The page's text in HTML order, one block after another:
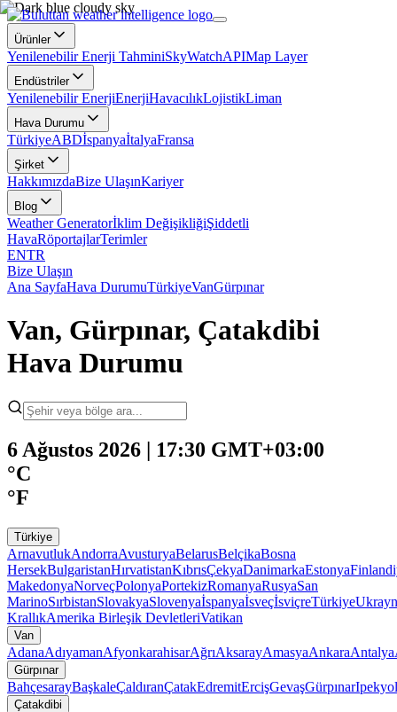
Ürünler
Yenilenebilir Enerji TahminiSkyWatchAPIMap Layer
Endüstriler
Yenilenebilir EnerjiEnerjiHavacılıkLojistikLiman
Hava Durumu
TürkiyeABDİspanyaİtalyaFransa
Şirket
HakkımızdaBize UlaşınKariyer
Blog
Weather Generatorİklim DeğişikliğiŞiddetli
HavaRöportajlarTerimler
ENTR
Bize Ulaşın
Ana SayfaHava DurumuTürkiyeVanGürpınar
Van, Gürpınar, Çatakdibi
Hava Durumu
6 Ağustos 2026 | 17:30 GMT+03:00
°C
°F
Türkiye
ArnavutlukAndorraAvusturyaBelarusBelçikaBosna
HersekBulgaristanHırvatistanKıbrısÇekyaDanimarkaEstonya
MakedonyaNorveçPolonyaPortekizRomanyaRusyaSan
MarinoSırbistanSlovakyaSlovenyaİspanyaİsveçİsviçreTürkiye
KrallıkAmerika Birleşik DevletleriVatikan
Van
AdanaAdıyamanAfyonkarahisarAğrıAksarayAmasyaAnkaraAntalya
Gürpınar
BahçesarayBaşkaleÇaldıranÇatakEdremitErcişGevaşGürpınar
Çatakdibi